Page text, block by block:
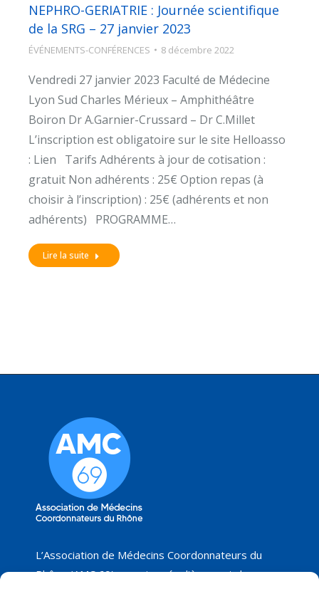
NEPHRO-GERIATRIE : Journée scientifique
de la SRG – 27 janvier 2023
ÉVÉNEMENTS-CONFÉRENCES 8 décembre 2022
Vendredi 27 janvier 2023 Faculté de Médecine
Lyon Sud Charles Mérieux – Amphithéâtre
Boiron Dr A.Garnier-Crussard – Dr C.Millet
L’inscription est obligatoire sur le site Helloasso
: Lien Tarifs Adhérents à jour de cotisation :
gratuit Non adhérents : 25€ Option repas (à
choisir à l’inscription) : 25€ (adhérents et non
adhérents) PROGRAMME…
Lire la suite
L’Association de Médecins Coordonnateurs du
Rhône (AMC 69) organise régulièrement des